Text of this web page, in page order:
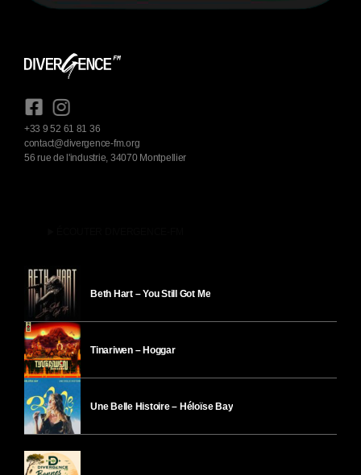
+33 9 52 61 81 36
contact@divergence-fm.org
56 rue de l'industrie, 34070 Montpellier
Beth Hart – You Still Got Me
Tinariwen – Hoggar
Une Belle Histoire – Héloïse Bay